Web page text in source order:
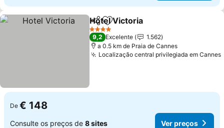
PartilharAdicionar aos favoritos
Hotel Victoria
4 Estrelas
9,2 Excelente
1.562
a 0.5 km de Praia de Cannes
Localização central privilegiada em Cannes
De € 148
Consulte os preços de 8 sites Ver preços